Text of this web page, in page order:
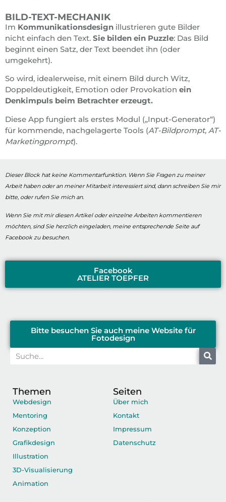
BILD-TEXT-MECHANIK
Im Kommunikationsdesign illustrieren gute Bilder
nicht einfach den Text. Sie bilden ein Puzzle: Das Bild
beginnt einen Satz, der Text beendet ihn (oder
umgekehrt).
So wird, idealerweise, mit einem Bild durch Witz,
Doppeldeutigkeit, Emotion oder Provokation ein
Denkimpuls beim Betrachter erzeugt.
Diese App fungiert als erstes Modul („Input-Generator“)
für kommende, nachgelagerte Tools (AT-Bildprompt, AT-
Marketingprompt).
Dieser Block hat keine Kommentarfunktion. Wenn Sie Fragen zu meiner
Arbeit haben oder an meiner Mitarbeit interessiert sind, dann schreiben Sie mir
bitte, oder rufen Sie mich an.
Wenn Sie mit mir diesen Artikel oder einzelne Arbeiten kommentieren
möchten, sind Sie herzlich eingeladen, meine entsprechende Seite auf
Facebook zu besuchen.
Facebook
ATELIER TOEPFER
Bitte besuchen Sie auch meine Website für
Fotodesign
Themen
Webdesign
Mentoring
Konzeption
Grafikdesign
Illustration
3D-Visualisierung
Animation
Seiten
Über mich
Kontakt
Impressum
Datenschutz